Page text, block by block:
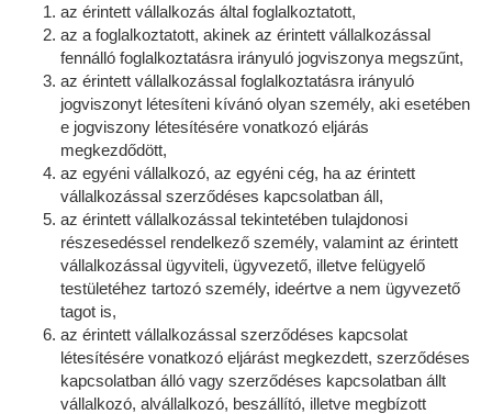
az érintett vállalkozás által foglalkoztatott,
az a foglalkoztatott, akinek az érintett vállalkozással
fennálló foglalkoztatásra irányuló jogviszonya megszűnt,
az érintett vállalkozással foglalkoztatásra irányuló
jogviszonyt létesíteni kívánó olyan személy, aki esetében
e jogviszony létesítésére vonatkozó eljárás
megkezdődött,
az egyéni vállalkozó, az egyéni cég, ha az érintett
vállalkozással szerződéses kapcsolatban áll,
az érintett vállalkozással tekintetében tulajdonosi
részesedéssel rendelkező személy, valamint az érintett
vállalkozással ügyviteli, ügyvezető, illetve felügyelő
testületéhez tartozó személy, ideértve a nem ügyvezető
tagot is,
az érintett vállalkozással szerződéses kapcsolat
létesítésére vonatkozó eljárást megkezdett, szerződéses
kapcsolatban álló vagy szerződéses kapcsolatban állt
vállalkozó, alvállalkozó, beszállító, illetve megbízott